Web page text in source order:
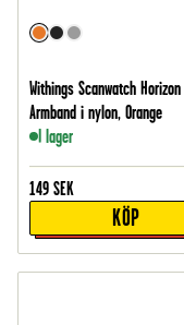
Withings Scanwatch Horizon
Armband i nylon, Orange
I lager
149 SEK
KÖP